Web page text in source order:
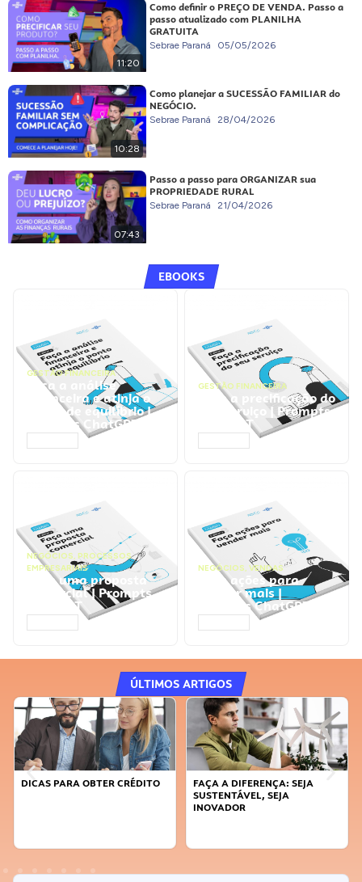
11:20
Como definir o PREÇO DE VENDA. Passo a
passo atualizado com PLANILHA
GRATUITA
Sebrae Paraná 05/05/2026
10:28
Como planejar a SUCESSÃO FAMILIAR do
NEGÓCIO.
Sebrae Paraná 28/04/2026
07:43
Passo a passo para ORGANIZAR sua
PROPRIEDADE RURAL
Sebrae Paraná 21/04/2026
EBOOKS
GESTÃO FINANCEIRA
Faça a análise
financeira e atinja o
ponto de equilíbrio |
Prompts ChatGPT
GESTÃO FINANCEIRA
Faça a precificação do
seu serviço | Prompts
ChatGPT
NEGÓCIOS, PROCESSOS
EMPRESARIAIS
Faça uma proposta
comercial | Prompts
ChatGPT
NEGÓCIOS, VENDAS
Faça ações para
vender mais |
Prompts ChatGPT
ÚLTIMOS ARTIGOS
DICAS PARA OBTER CRÉDITO
FAÇA A DIFERENÇA: SEJA
SUSTENTÁVEL, SEJA
INOVADOR